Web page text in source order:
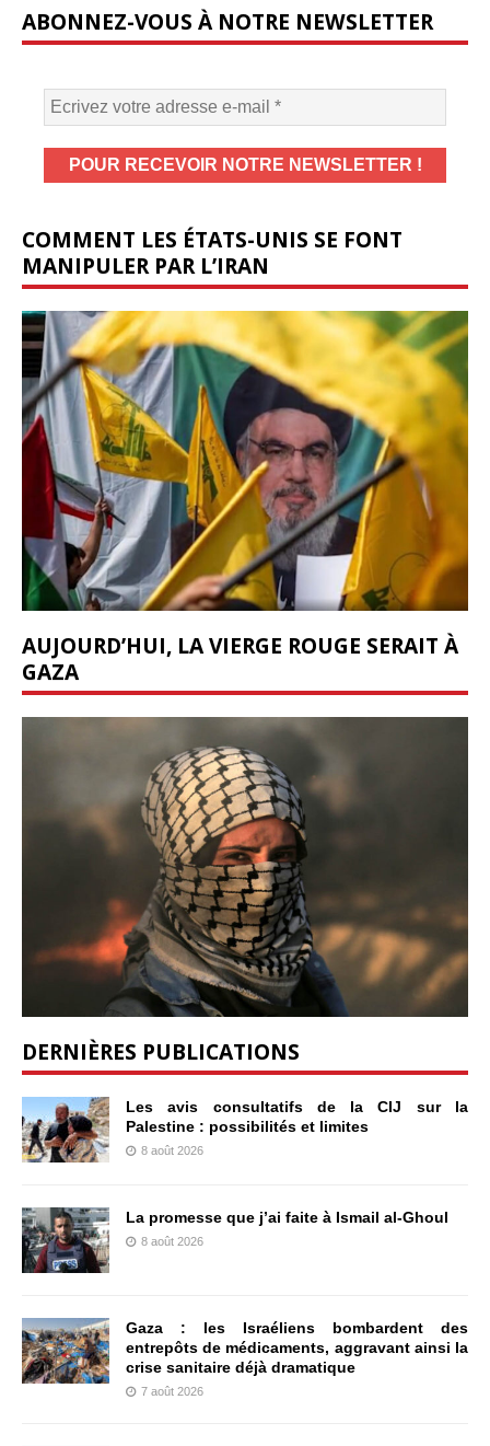
ABONNEZ-VOUS À NOTRE NEWSLETTER
COMMENT LES ÉTATS-UNIS SE FONT
MANIPULER PAR L’IRAN
AUJOURD’HUI, LA VIERGE ROUGE SERAIT À
GAZA
DERNIÈRES PUBLICATIONS
Les avis consultatifs de la CIJ sur la
Palestine : possibilités et limites
8 août 2026
La promesse que j’ai faite à Ismail al-Ghoul
8 août 2026
Gaza : les Israéliens bombardent des
entrepôts de médicaments, aggravant ainsi la
crise sanitaire déjà dramatique
7 août 2026